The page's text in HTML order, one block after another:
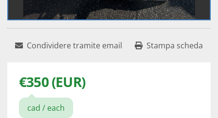
Condividere tramite email Stampa scheda
€350 (EUR)
cad / each